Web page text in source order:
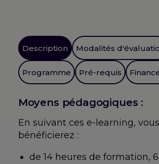
420,00 €.
378,00 €.
et
accompagnement
du
patient
besoin
en
communication
Description Modalités
Programme Pré-requis
Moyens pédagogiques :
En suivant ces e-learning, vous
bénéficierez :
de 14 heures de formation,